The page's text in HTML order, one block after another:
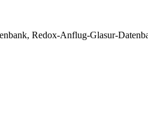
Redox-Anflug-Glasur-